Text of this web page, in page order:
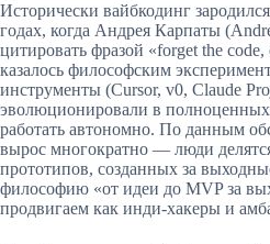
Исторически вайбкодинг
годах, когда Андрея Карпаты
цитировать фразой «forget the code,
казалось философским
инструменты (Cursor, v0, Claude
эволюционировали в
работать автономно. По данным
вырос многократно — люди
прототипов, созданных за
философию «от идеи до MVP за
продвигаем как инди-хакеры и